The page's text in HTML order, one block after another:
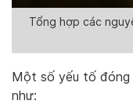
Tổng hợp các
Một số yếu tố đóng
như: